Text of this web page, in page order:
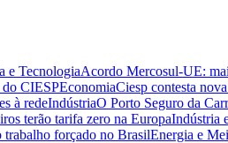
e TecnologiaAcordo Mercosul-UE:
do CIESPEconomiaCiesp contesta
à redeIndústriaO Porto Seguro da
terão tarifa zero na EuropaIndústria
trabalho forçado no BrasilEnergia e